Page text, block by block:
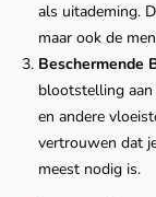
als uitademing.
maar ook de
Beschermende
blootstelling
en andere
vertrouwen dat
meest nodig is.